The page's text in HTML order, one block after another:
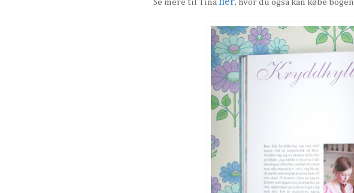
Se mere til Tina , hvor du også kan købe